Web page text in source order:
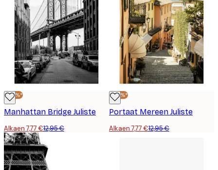
-40%*
Manhattan Bridge Juliste
Alkaen 7,77 €12,95 €
-40%*
Portaat Mereen Juliste
Alkaen 7,77 €12,95 €